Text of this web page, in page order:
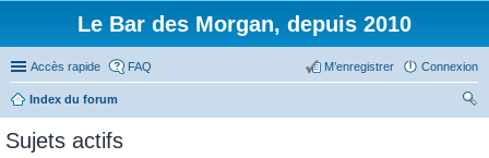
Le Bar des Morgan, depuis 2010
Accès rapide FAQ Connexion
M’enregistrer
Index du forum
Sujets actifs